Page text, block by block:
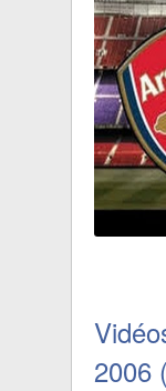
2006